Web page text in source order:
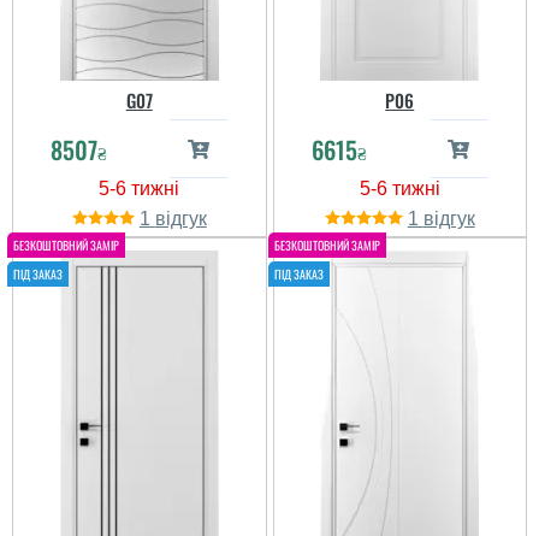
G07
8507₴
1
P06
6615₴
1